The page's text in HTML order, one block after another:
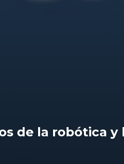
de la robótica